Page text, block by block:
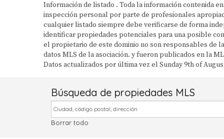
Información de listado . Toda la información contenida
inspección personal por parte de profesionales
cualquier listado siempre debe verificarse de forma
identificar propiedades potenciales para una posible
el propietario de este dominio no son responsables de
datos MLS de la asociación. y fueron publicados en la
Datos actualizados por última vez el Sunday 9th of
Búsqueda de propiedades MLS
Borrar todo